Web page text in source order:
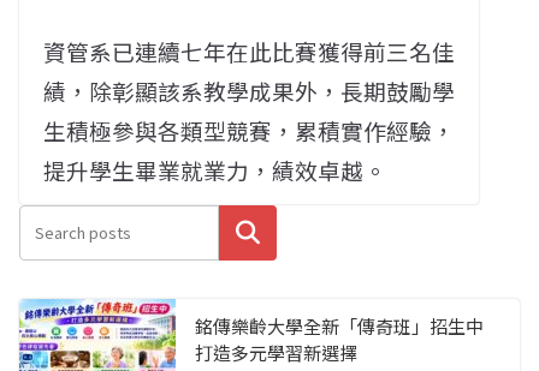
資管系已連續七年在此比賽獲得前三名佳
績，除彰顯該系教學成果外，長期鼓勵學
生積極參與各類型競賽，累積實作經驗，
提升學生畢業就業力，績效卓越。
搜尋
銘傳樂齡大學全新「傳奇班」招生中
打造多元學習新選擇